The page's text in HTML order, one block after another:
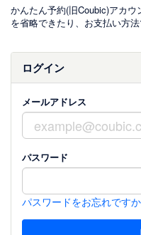
かんたん予約(旧Coubic)アカ
を省略できたり、お支払い方
ログイン
メールアドレス
パスワード
パスワードをお忘れです